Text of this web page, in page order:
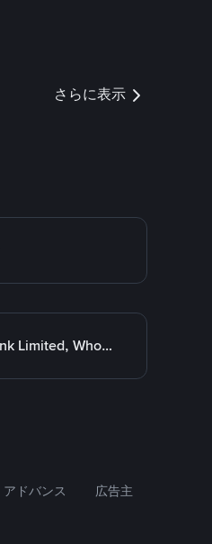
さらに表示
Allied Bank Limited, Wholesale Branch
アドバンス 広告主